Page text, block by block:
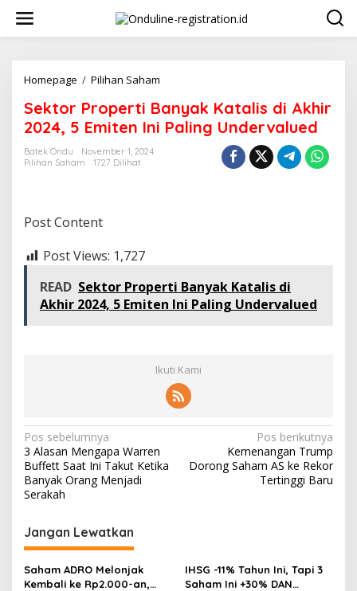
konten
Homepage / Pilihan Saham
Banyak
Katalis
di
Sektor Properti Banyak Katalis di Akhir
2024, 5 Emiten Ini Paling Undervalued
Batek Ondu
November 1, 2024
Pilihan Saham
1727 Dilihat
Post Content
Post Views: 1,727
READ Sektor Properti Banyak Katalis di
Akhir 2024, 5 Emiten Ini Paling Undervalued
Ikuti Kami
Navigasi
pos
Pos sebelumnya
3 Alasan Mengapa Warren
Buffett Saat Ini Takut Ketika
Banyak Orang Menjadi
Serakah
Pos berikutnya
Kemenangan Trump
Dorong Saham AS ke Rekor
Tertinggi Baru
Jangan Lewatkan
Saham ADRO Melonjak
Kembali ke Rp2.000-an,
IHSG -11% Tahun Ini, Tapi 3
Saham Ini +30% DAN